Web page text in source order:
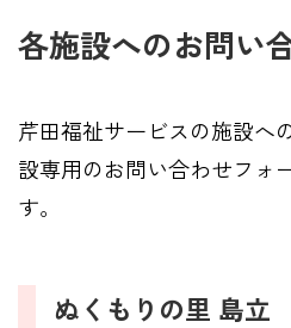
各施設へのお問い
芹田福祉サービスの施設へ
設専用のお問い合わせフォ
す。
ぬくもりの里 島立